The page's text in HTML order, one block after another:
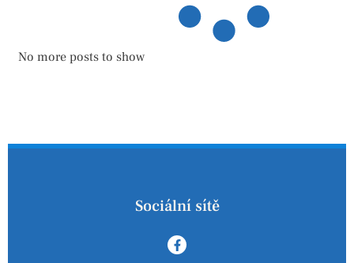
No more posts to show
Sociální sítě